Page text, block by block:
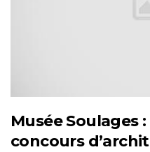
Musée Soulages
concours